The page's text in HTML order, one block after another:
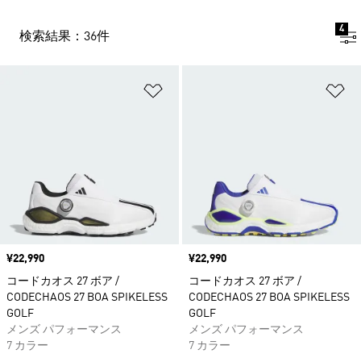
検索結果：36件
4
価格
¥22,990
コードカオス 27 ボア /
CODECHAOS 27 BOA SPIKELESS
GOLF
メンズ パフォーマンス
7 カラー
価格
¥22,990
コードカオス 27 ボア /
CODECHAOS 27 BOA SPIKELESS
GOLF
メンズ パフォーマンス
7 カラー